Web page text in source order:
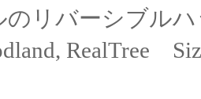
のリバーシブル
RealTree